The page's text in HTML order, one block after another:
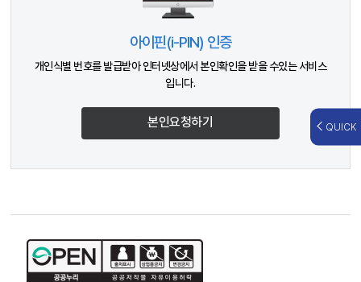
아이핀(i-PIN) 인증
개인식별 번호를 발급받아 인터넷상에서 본인확인을 받을 수있는 서비스
입니다.
본인요청하기 QUICK